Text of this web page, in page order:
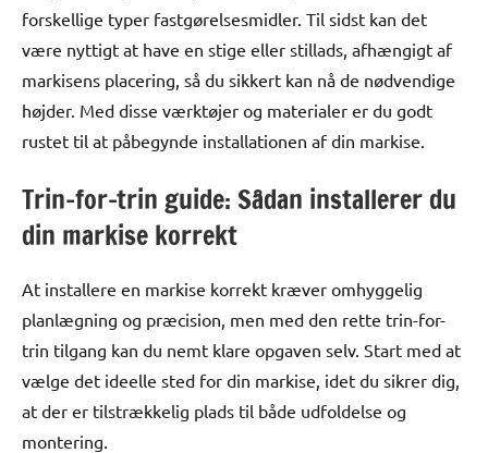
forskellige typer fastgørelsesmidler. Til sidst kan det
være nyttigt at have en stige eller stillads, afhængigt af
markisens placering, så du sikkert kan nå de nødvendige
højder. Med disse værktøjer og materialer er du godt
rustet til at påbegynde installationen af din markise.
Trin-for-trin guide: Sådan installerer du
din markise korrekt
At installere en markise korrekt kræver omhyggelig
planlægning og præcision, men med den rette trin-for-
trin tilgang kan du nemt klare opgaven selv. Start med at
vælge det ideelle sted for din markise, idet du sikrer dig,
at der er tilstrækkelig plads til både udfoldelse og
montering.